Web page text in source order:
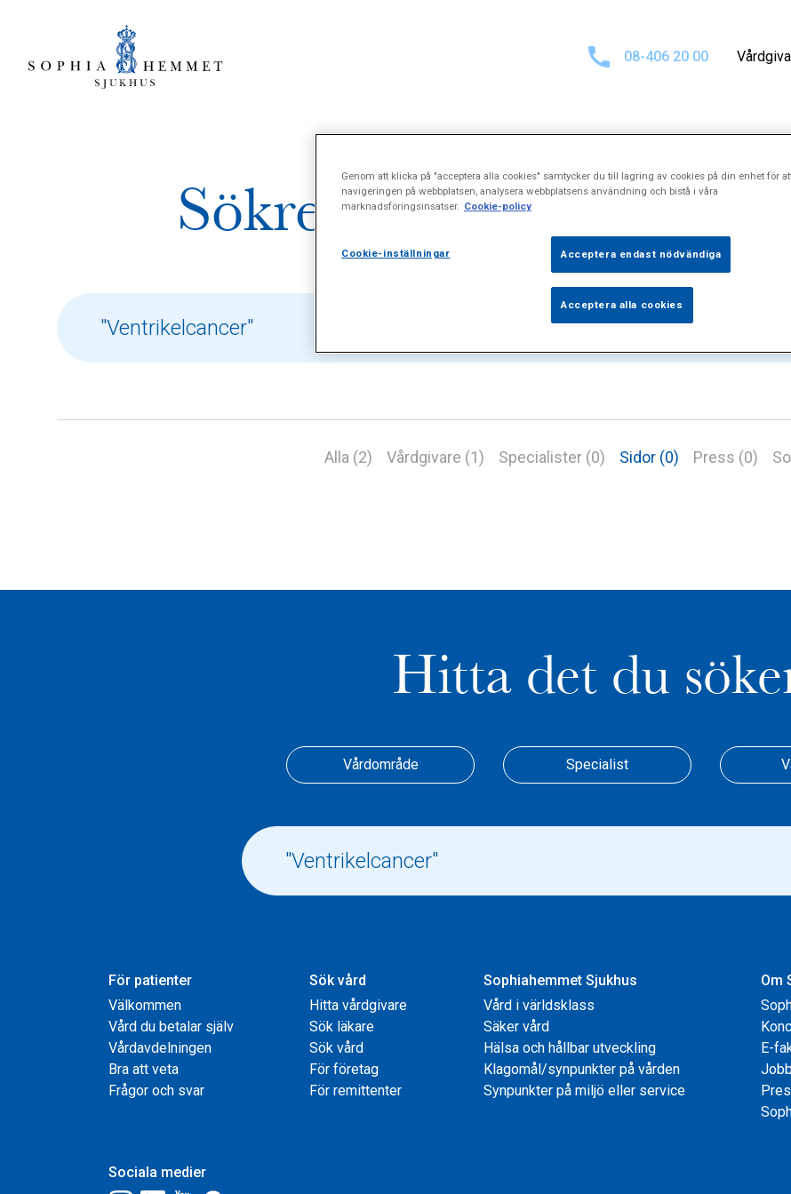
08-406 20 00
Sökresultat för
Alla (2) Vårdgivare (1) Specialister (0) Sidor (0) Press (0)
Hitta det du
Vårdområde Specialist
För patienter
Välkommen
Vård du betalar själv
Vårdavdelningen
Bra att veta
Frågor och svar
Sök vård
Hitta vårdgivare
Sök läkare
Sök vård
För företag
För remittenter
Sophiahemmet Sjukhus
Vård i världsklass
Säker vård
Hälsa och hållbar utveckling
Klagomål/synpunkter på vården
Synpunkter på miljö eller service
Om
E-
Sociala medier
Genom att klicka på "acceptera alla cookies" samtycker du till lagring av cookies på din enhet för
navigeringen på webbplatsen, analysera webbplatsens användning och bistå i våra
marknadsföringsinsatser. Cookie-policy
Cookie-inställningar Acceptera endast nödvändiga
Acceptera alla cookies